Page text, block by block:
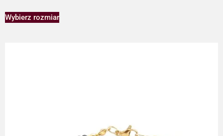
Wybierz rozmiar